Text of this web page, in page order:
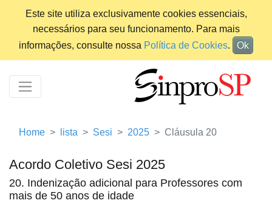
Este site utiliza exclusivamente cookies essenciais,
necessários para seu funcionamento. Para mais
informações, consulte nossa Política de Cookies. Ok
Home lista Sesi 2025 Cláusula 20
Acordo Coletivo Sesi 2025
20. Indenização adicional para Professores com
mais de 50 anos de idade